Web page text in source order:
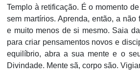
Templo à retificação. É o momento
sem martírios. Aprenda, então, a não
e muito menos de si mesmo. Saia
para criar pensamentos novos e
equilíbrio, abra a sua mente e o
Divindade. Mente sã, corpo são.